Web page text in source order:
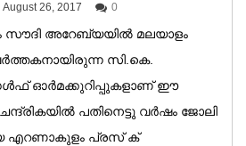
August 26, 2017 0
സൗദി അറേബ്യയിൽ മലയാളം
സി.കെ.
ഓർമക്കുറിപ്പുകളാണ് ഈ
പതിനെട്ടു വർഷം ജോലി
എറണാകുളം പ്രസ് ക്